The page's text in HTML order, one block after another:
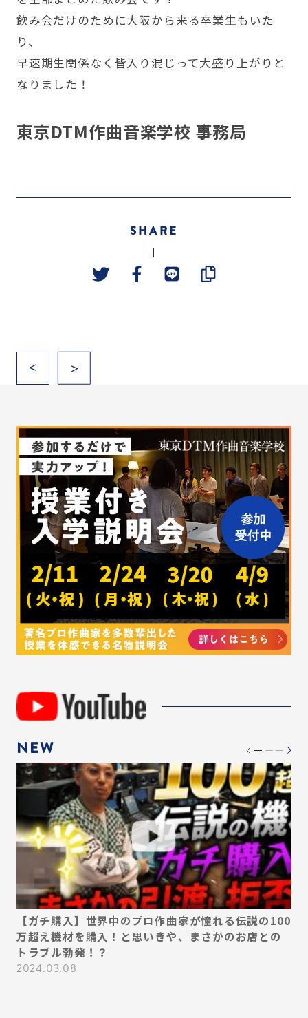
飲み会だけのために大阪から来る卒業生もいた
り、
早速期生関係なく皆入り混じって大盛り上がりと
なりました！
東京DTM作曲音楽学校 事務局
SHARE
NEW
【ガチ購入】世界中のプロ作曲家が憧れる伝説の100
万超え機材を購入！と思いきや、まさかのお店との
トラブル勃発！？
2024.03.08